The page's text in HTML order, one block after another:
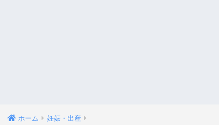
ホーム 妊娠・出産